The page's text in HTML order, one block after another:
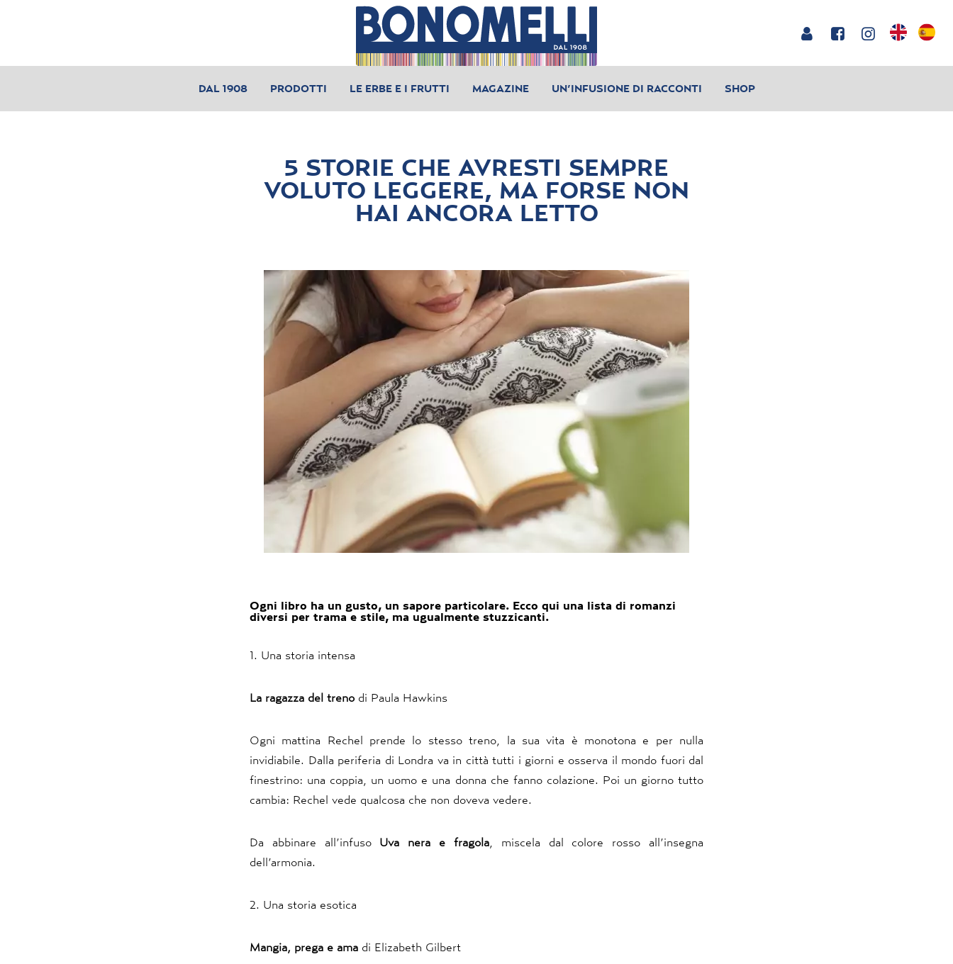
DAL 1908 PRODOTTI LE ERBE E I FRUTTI MAGAZINE UN’INFUSIONE DI RACCONTI SHOP
5 STORIE CHE AVRESTI SEMPRE
VOLUTO LEGGERE, MA FORSE NON
HAI ANCORA LETTO
Ogni libro ha un gusto, un sapore particolare. Ecco qui una lista di romanzi
diversi per trama e stile, ma ugualmente stuzzicanti.
1. Una storia intensa
La ragazza del treno di Paula Hawkins
Ogni mattina Rechel prende lo stesso treno, la sua vita è monotona e per nulla
invidiabile. Dalla periferia di Londra va in città tutti i giorni e osserva il mondo fuori dal
finestrino: una coppia, un uomo e una donna che fanno colazione. Poi un giorno tutto
cambia: Rechel vede qualcosa che non doveva vedere.
Da abbinare all’infuso Uva nera e fragola, miscela dal colore rosso all’insegna
dell’armonia.
2. Una storia esotica
Mangia, prega e ama di Elizabeth Gilbert